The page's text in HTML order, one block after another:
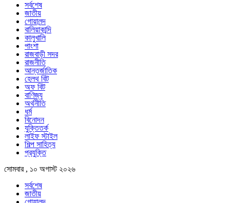
সর্বশেষ
জাতীয়
গোয়ালন্দ
বালিয়াকান্দি
কালুখালি
পাংশা
রাজবাড়ী সদর
রাজনীতি
আন্তর্জাতিক
হেলথ বিট
অফ বিট
বাণিজ্য
অর্থনীতি
ধর্ম
বিনোদন
যুক্তিতর্ক
লাইফ স্টাইল
শিল্প সাহিত্য
প্রযুক্তি
সোমবার , ১০ অগাস্ট ২০২৬
সর্বশেষ
জাতীয়